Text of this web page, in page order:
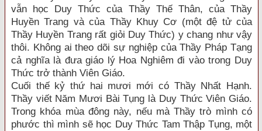
vẫn học Duy Thức của Thầy Thế Thân, của Thầy
Huyền Trang và của Thầy Khuy Cơ (một đệ tử của
Thầy Huyền Trang rất giỏi Duy Thức) y chang như vậy
thôi. Không ai theo dõi sự nghiệp của Thầy Pháp Tạng
cả nghĩa là đưa giáo lý Hoa Nghiêm đi vào trong Duy
Thức trở thành Viên Giáo.
Cuối thế kỷ thứ hai mươi mới có Thầy Nhất Hạnh.
Thầy viết Năm Mươi Bài Tụng là Duy Thức Viên Giáo.
Trong khóa mùa đông này, nếu mà Thầy trò mình có
phước thì mình sẽ học Duy Thức Tam Thập Tụng, một